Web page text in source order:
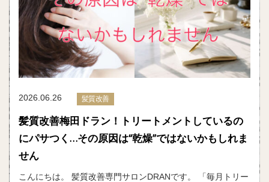
2026.06.26 髪質改善
髪質改善梅田ドラン！トリートメントしているの
にパサつく…その原因は“乾燥”ではないかもしれま
せん
こんにちは。 髪質改善専門サロンDRANです。 「毎月トリー